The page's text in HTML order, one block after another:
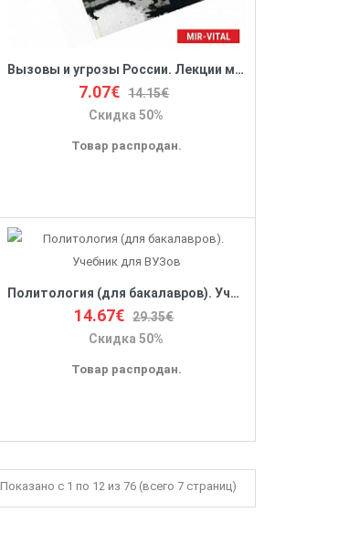
Вызовы и угрозы России. Лекции межфакультетского курса (1 семестр 2014/2015 уч. год)
7.07€ 14.15€
Скидка 50%
Товар распродан.
Политология (для бакалавров). Учебник для ВУЗов
14.67€ 29.35€
Скидка 50%
Товар распродан.
Показано с 1 по 12 из 76 (всего 7 страниц)